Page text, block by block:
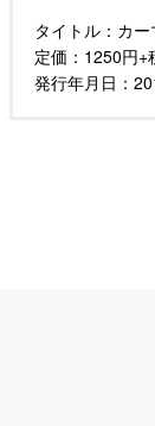
タイトル： カ
定価： 1250円+
発行年月日：